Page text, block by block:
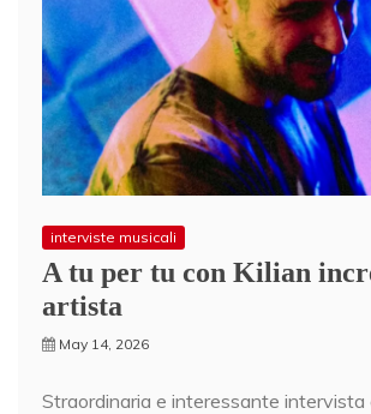
interviste musicali
A tu per tu con Kilian
artista
May 14, 2026
Straordinaria e interessante intervista